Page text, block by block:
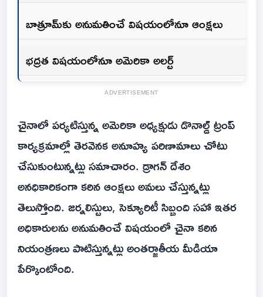
బాత్రూమ్‌కు అనుమతించే విషయంలోనూ ఆంక్షలు
భద్రత విషయంలోనూ అమెరికా అలర్ట్
ADVERTISEMENT
చైనాలో పర్యటిస్తున్న అమెరికా అధ్యక్షుడు డొనాల్డ్ ట్రంప్
కార్యక్రమాల్లో తెరవెనక అనూహ్య పరిణామాలు చోటు
చేసుకుంటున్నట్లు సమాచారం. డ్రాగన్ దేశం
అనధికారికంగా కఠిన ఆంక్షలు అమలు చేస్తున్నట్లు
తెలుస్తోంది. జర్నలిస్టులు, సెక్యూరిటీ సిబ్బంది సహా ఇతర
అధికారులను అనుమతించే విషయంలో చైనా కఠిన
నియంత్రణలు పాటిస్తున్నట్లు అంతర్జాతీయ మీడియా
పేర్కొంటోంది.